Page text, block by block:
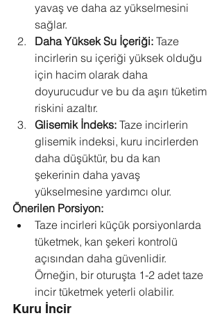
yavaş ve daha az yükselmesini
sağlar.
Daha Yüksek Su İçeriği: Taze
incirlerin su içeriği yüksek olduğu
için hacim olarak daha
doyurucudur ve bu da aşırı tüketim
riskini azaltır.
Glisemik İndeks: Taze incirlerin
glisemik indeksi, kuru incirlerden
daha düşüktür, bu da kan
şekerinin daha yavaş
yükselmesine yardımcı olur.
Önerilen Porsiyon:
Taze incirleri küçük porsiyonlarda
tüketmek, kan şekeri kontrolü
açısından daha güvenlidir.
Örneğin, bir oturuşta 1-2 adet taze
incir tüketmek yeterli olabilir.
Kuru İncir